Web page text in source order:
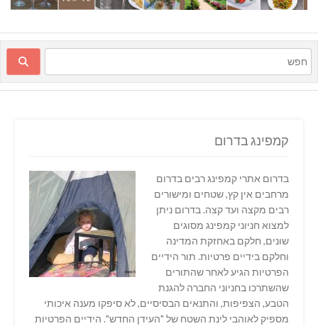
קמפינג בדרום
בדרום אתרי קמפינג רבים בדרום
מרחבים אין קץ, שטחים ומישורים
רבים מקצה ועד קצה. בדרום ניתן
למצוא חניוני קמפינג מסוגים
שונים, חלקם באחזקת המדינה
וחלקם בידיים פרטיות. תור הידיים
הפרטיות הגיע לאחר שהתורים
שהשתרכו בחניוני החברה להגנת
הטבע, הצפיפות, והתנאים הבסיסיים, לא סיפקו מענה איכותי
מספיק לאוהבי לינת השטח של "העידן החדש". הידיים הפרטיות